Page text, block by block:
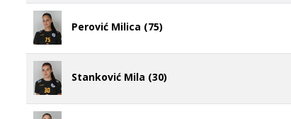
Perović Milica (75)
Stanković Mila (30)